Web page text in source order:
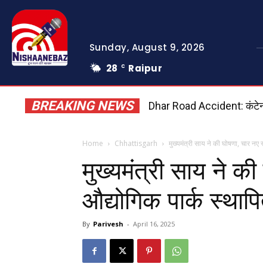
Sunday, August 9, 2026
28
C Raipur
BREAKING NEWS Dhar Road Accident:
Home Chhattisgarh मुख्यमंत्री साय ने की घोषणा, चार नए
मुख्यमंत्री साय ने की
औद्योगिक पार्क
By Parivesh - April 16, 2025